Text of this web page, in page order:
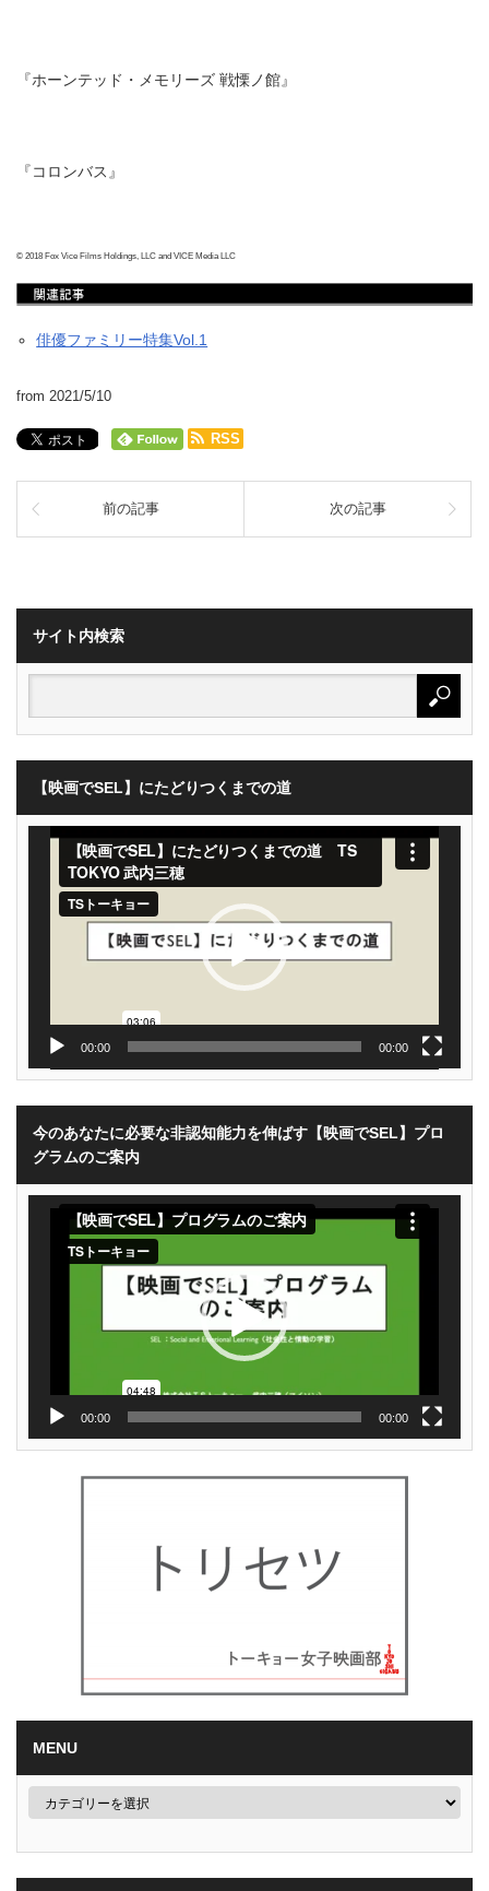
『ホーンテッド・メモリーズ 戦慄ノ館』
『コロンバス』
© 2018 Fox Vice Films Holdings, LLC and VICE Media LLC
俳優ファミリー特集Vol.1
from 2021/5/10
RSS
前の記事 次の記事
サイト内検索
【映画でSEL】にたどりつくまでの道
動
00:00 00:00
今のあなたに必要な非認知能力を伸ばす【映画でSEL】プロ
グラムのご案内
00:00 00:00
MENU